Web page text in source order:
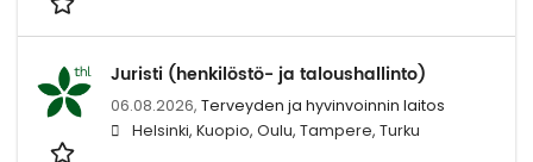
Juristi (henkilöstö- ja taloushallinto)
06.08.2026, Terveyden ja hyvinvoinnin laitos
Helsinki, Kuopio, Oulu, Tampere, Turku